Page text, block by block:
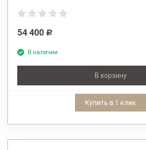
54 400 Р
В наличии
В корзину
Купить в 1 клик